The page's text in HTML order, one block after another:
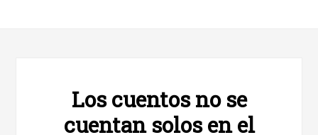
Los cuentos no se
cuentan solos en el